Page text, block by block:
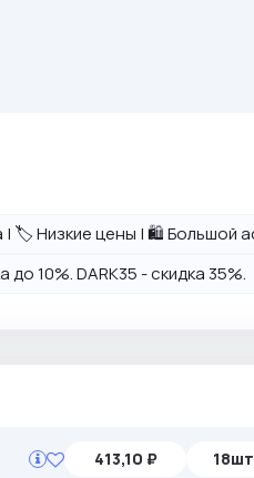
| 🏷️ Низкие цены | 🛍️ Большой
10%. DARK35 - скидка 35%.
413,10 ₽